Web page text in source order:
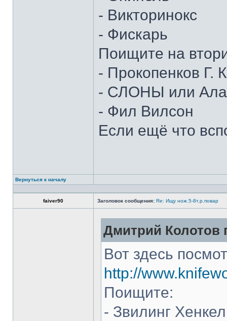
- Викторинокс
- Фискарь
Поищите на
- Прокопенков Г.
- СЛОНЫ или
- Фил Вилсон
Если ещё что
Вернуться к началу
faiver90 Заголовок сообщения: Re: Ищу нож.5-8т.р.повар
Дмитрий Колотов
Вот здесь
http://
Поищите:
- Звилинг